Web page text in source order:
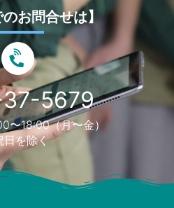
のお問合せは】
5679
〜18:00（月〜金）
日を除く